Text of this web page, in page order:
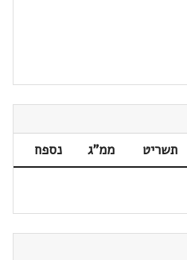
תשריט ממ"ג
נספח